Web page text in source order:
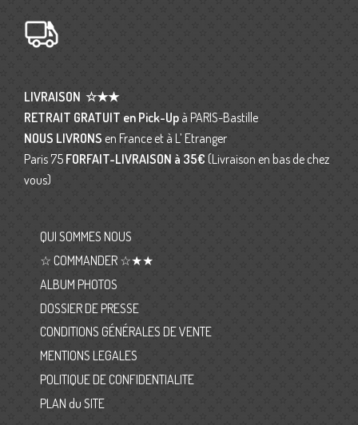
LIVRAISON ☆★★
RETRAIT GRATUIT en Pick-Up à PARIS-Bastille
NOUS LIVRONS en France et à L’ Etranger
Paris 75 FORFAIT-LIVRAISON à 35€ (Livraison en bas de chez
vous)
QUI SOMMES NOUS
☆ COMMANDER ☆★★
ALBUM PHOTOS
DOSSIER DE PRESSE
CONDITIONS GÉNÉRALES DE VENTE
MENTIONS LEGALES
POLITIQUE DE CONFIDENTIALITE
PLAN du SITE